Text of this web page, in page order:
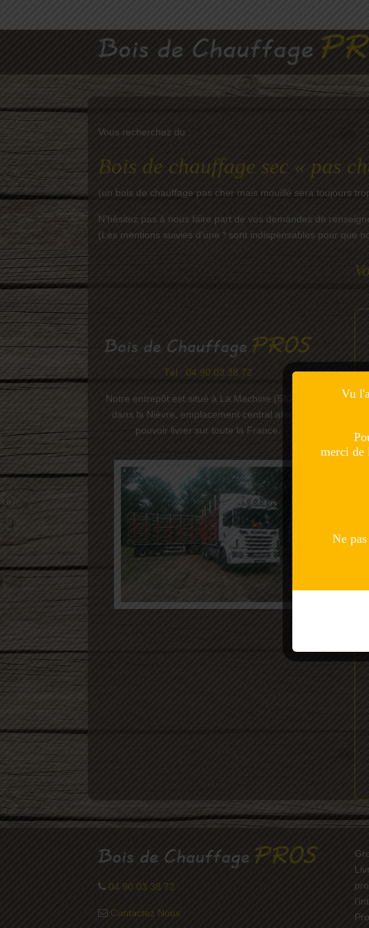
Vous recherchez du :
Bois de chauffage sec « pas
(un bois de chauffage pas cher mais mouillé sera toujours
N’hésitez pas à nous faire part de vos demandes de
(Les mentions suivies d’une * sont indispensables pour que
Tél : 04 90 03 38 72
Notre entrepôt est situé à La Machine (58260),
dans la Nièvre, emplacement central afin de
pouvoir livrer sur toute la France.
04 90 03 38 72
Contactez Nous
Vu
merci de
Ne